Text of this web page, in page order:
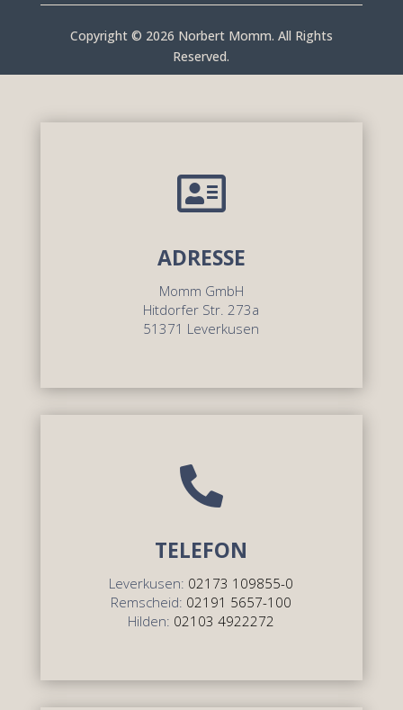
Copyright © 2026 Norbert Momm. All Rights
Reserved.

ADRESSE
Momm GmbH
Hitdorfer Str. 273a
51371 Leverkusen

TELEFON
Leverkusen: 02173 109855-0
Remscheid: 02191 5657-100
Hilden: 02103 4922272